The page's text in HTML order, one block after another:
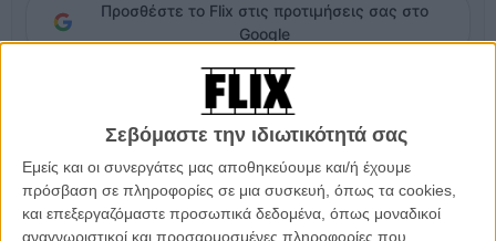
Σεβόμαστε την ιδιωτικότητά σας
Εμείς και οι συνεργάτες μας αποθηκεύουμε και/ή έχουμε
πρόσβαση σε πληροφορίες σε μια συσκευή, όπως τα cookies,
και επεξεργαζόμαστε προσωπικά δεδομένα, όπως μοναδικοί
αναγνωριστικοί και προσαρμοσμένες πληροφορίες που
Προσθέστε το Flix στις προτιμήσεις σας στο
Google
Η αγάπη του Χόλιγουντ για την Τζέιν Οστεν φαίνεται πως δεν έχει
Η Focus Features έδωσε στη δημοσιότητα το πρώτο τρέιλερ του
νέου «Λογική και Ευαισθησία», με τη Ντέιζι Εντγκαρ-Τζόουνς να
αναλαμβάνει τον ρόλο της Ελινορ Ντάσγουντ.